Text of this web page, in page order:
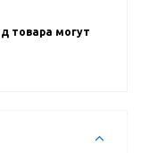
товара могут